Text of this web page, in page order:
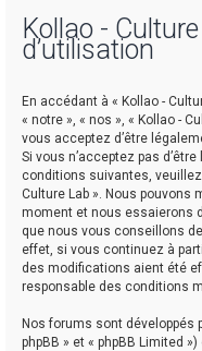
Kollao -
d’utilisation
En accédant à « Kollao -
« notre », « nos », « Kollao -
vous acceptez d’être
Si vous n’acceptez pas
conditions suivantes,
Culture Lab ». Nous pouvons
moment et nous essaierons
que nous vous conseillons
effet, si vous continuez à
des modifications aient été
responsable des conditions
Nos forums sont développés
phpBB » et « phpBB Limited